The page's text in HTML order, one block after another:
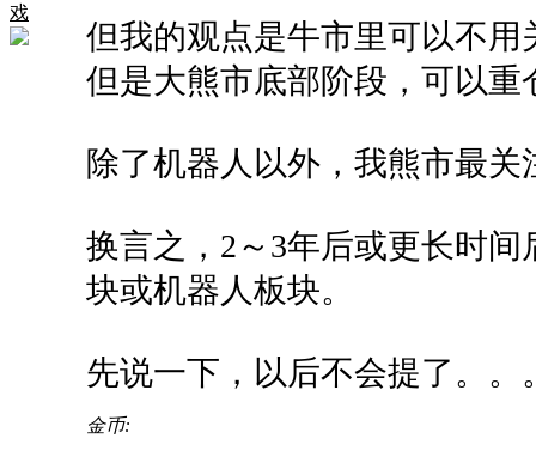
戏
但我的观点是牛市里可以不用
但是大熊市底部阶段，可以
除了机器人以外，我熊市最
换言之，2～3年后或更长时
块或机器人板块。
先说一下，以后不会提了。。
金币: